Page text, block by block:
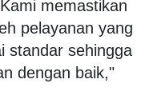
memastikan
pelayanan yang
standar sehingga
dengan baik,"